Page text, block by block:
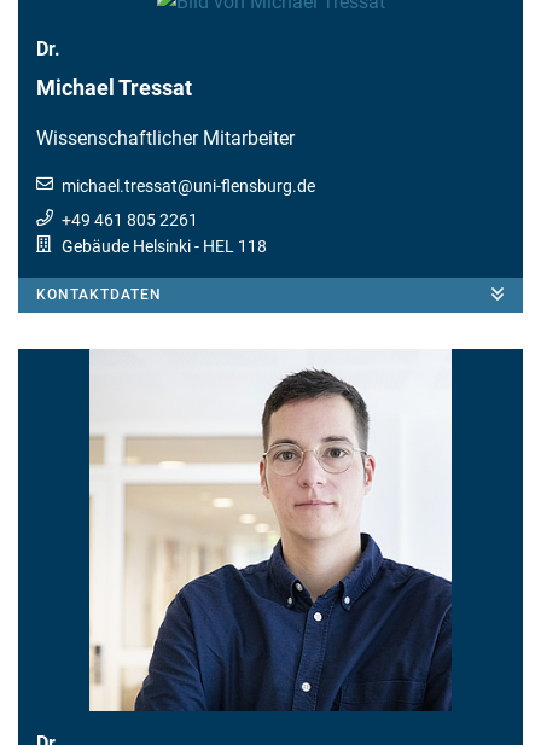
Dr.
Michael Tressat
Wissenschaftlicher Mitarbeiter
michael.tressat@uni-flensburg.de
+49 461 805 2261
Gebäude Helsinki- HEL 118
KONTAKTDATEN